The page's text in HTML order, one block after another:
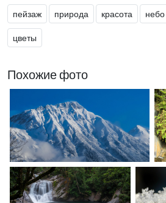
пейзаж природа красота небо
цветы
Похожие фото